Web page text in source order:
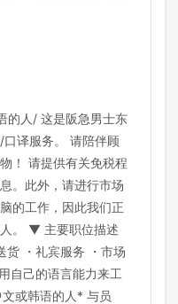
的人/ 这是阪急男士东
译服务。 请陪伴顾
！ 请提供有关免税程
。此外，请进行市场
的工作，因此我们正
。 ▼ 主要职位描述
货 ・礼宾服务 ・市场
自己的语言能力来工
或韩语的人* 与员